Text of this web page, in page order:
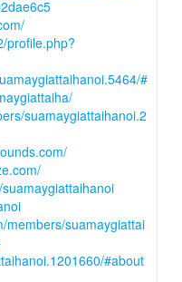
profile.php?
#
suamaygiattaihanoi.2
members/suamaygiattai
#about